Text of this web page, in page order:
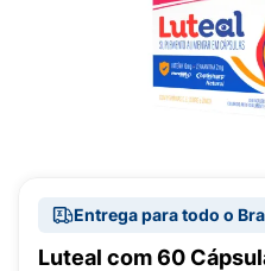
Entrega para todo o
Luteal com 60